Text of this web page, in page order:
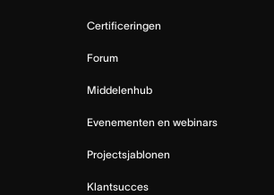
Certificeringen
Forum
Middelenhub
Evenementen en webinars
Projectsjablonen
Klantsucces